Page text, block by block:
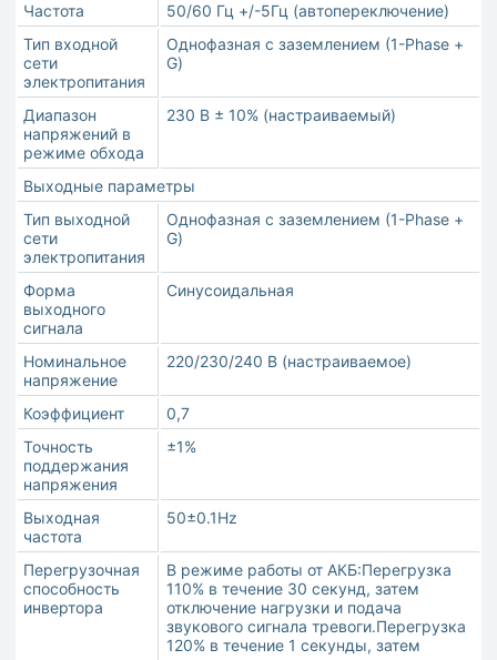
Частота
50/60 Гц +/-5Гц (автопереключение)
Тип входной
сети
электропитания
Однофазная с заземлением (1-Phase +
G)
Диапазон
напряжений в
режиме обхода
230 В ± 10% (настраиваемый)
Выходные параметры
Тип выходной
сети
электропитания
Однофазная с заземлением (1-Phase +
G)
Форма
выходного
сигнала
Синусоидальная
Номинальное
напряжение
220/230/240 В (настраиваемое)
Коэффициент
0,7
Точность
поддержания
напряжения
±1%
Выходная
частота
50±0.1Hz
Перегрузочная
способность
инвертора
В режиме работы от АКБ:Перегрузка
110% в течение 30 секунд, затем
отключение нагрузки и подача
звукового сигнала тревоги.Перегрузка
120% в течение 1 секунды, затем